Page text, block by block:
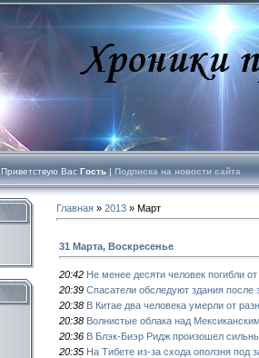
Приветствую Вас Гость | Подписка на новости сайта
Главная » 2013 » Март
31 Марта, Воскресенье
20:42 Не менее десяти человек погибли
20:39 Спасатели обследуют здания после
20:38 В Китае два человека умерли от
20:38 Волнистые облака над
20:36 В Блэк-Биэр Ридж произошел
20:35 На Тибете из-за схода оползня под